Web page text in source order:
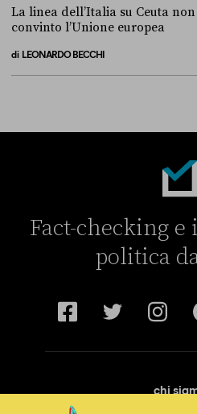
La linea dell’Italia su Ceuta
convinto l’Unione europea
di LEONARDO BECCHI
Fact-checking
politica
chi